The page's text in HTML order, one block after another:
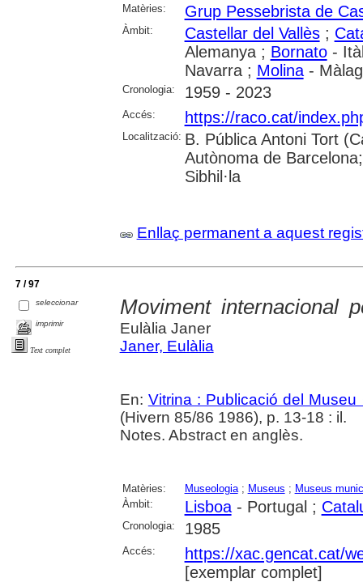
Matèries:
Grup Pessebrista de
Àmbit: Castellar del Vallès;
Alemanya ; Bornato-
Navarra ; Molina-
Cronologia: 1959 - 2023
Accés: https://raco.cat/
Localització: B. Pública Antoni Tort
Autònoma de
Sibhil·la
Enllaç permanent a aquest
7 / 97
seleccionar
imprimir
Text complet
Moviment internacional
Eulàlia Janer
Janer, Eulàlia
En: Vitrina : Publicació del
(Hivern 85/86 1986), p. 13-18 : il.
Notes. Abstract en anglès.
Matèries: Museologia; Museus ; Museus
Àmbit:
Lisboa- Portugal ;
Cronologia: 1985
Accés:
https://xac.gencat.cat/
[exemplar complet]